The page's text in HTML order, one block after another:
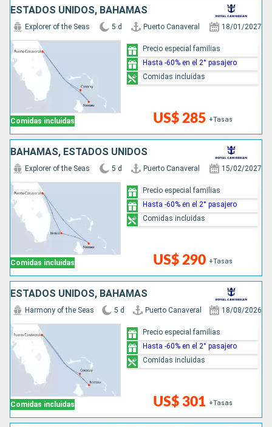
ESTADOS UNIDOS, BAHAMAS
Comidas incluidas
Explorer of the Seas 5 d Puerto Canaveral 18/01/2027
US$ 285 +Tasas
Precio especial familias
Hasta -60% en el 2° pasajero
Comidas incluidas
BAHAMAS, ESTADOS UNIDOS
Comidas incluidas
Explorer of the Seas 5 d Puerto Canaveral 15/02/2027
US$ 290 +Tasas
Precio especial familias
Hasta -60% en el 2° pasajero
Comidas incluidas
ESTADOS UNIDOS, BAHAMAS
Comidas incluidas
Harmony of the Seas 5 d Puerto Canaveral 18/08/2026
US$ 301 +Tasas
Precio especial familias
Hasta -60% en el 2° pasajero
Comidas incluidas